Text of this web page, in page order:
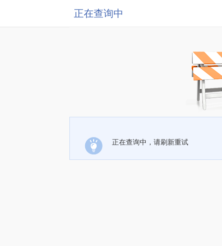
正在查询中
正在查询中，请刷新重试